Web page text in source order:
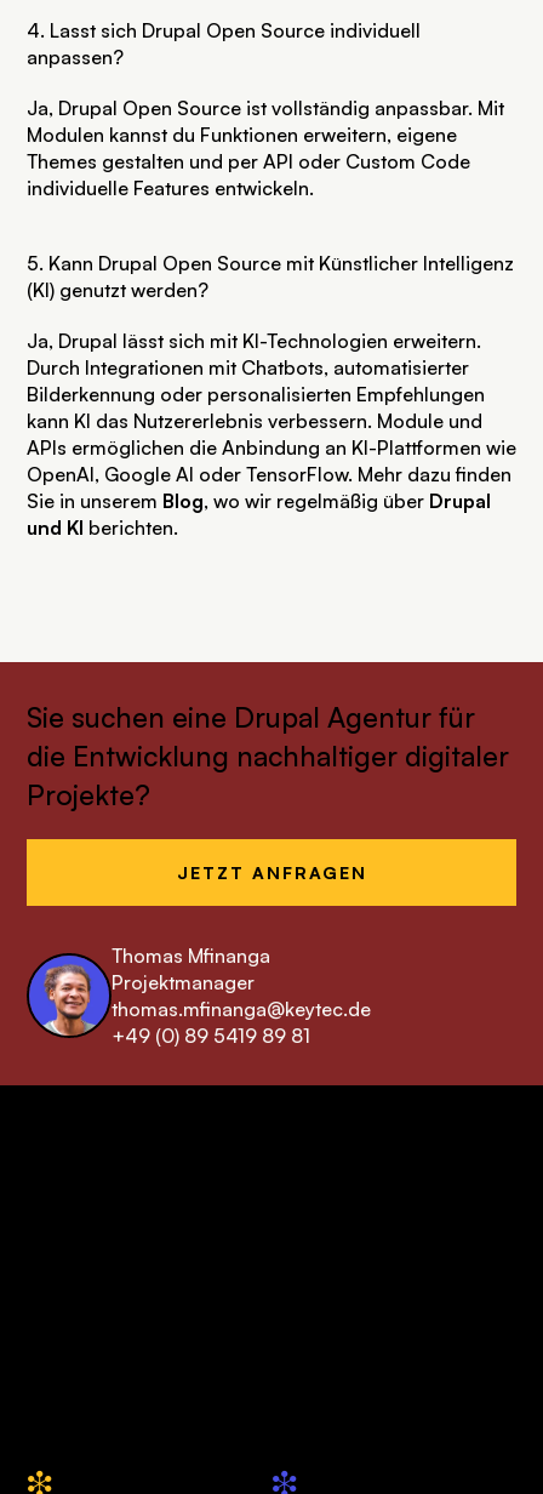
4. Lasst sich Drupal Open Source individuell
anpassen?
Ja, Drupal Open Source ist vollständig anpassbar. Mit
Modulen kannst du Funktionen erweitern, eigene
Themes gestalten und per API oder Custom Code
individuelle Features entwickeln.
5. Kann Drupal Open Source mit Künstlicher Intelligenz
(KI) genutzt werden?
Ja, Drupal lässt sich mit KI-Technologien erweitern.
Durch Integrationen mit Chatbots, automatisierter
Bilderkennung oder personalisierten Empfehlungen
kann KI das Nutzererlebnis verbessern. Module und
APIs ermöglichen die Anbindung an KI-Plattformen wie
OpenAI, Google AI oder TensorFlow. Mehr dazu finden
Sie in unserem Blog, wo wir regelmäßig über Drupal
und KI berichten.
Sie suchen eine Drupal Agentur für
die Entwicklung nachhaltiger digitaler
Projekte?
JETZT ANFRAGEN
Thomas Mfinanga
Projektmanager
thomas.mfinanga@keytec.de
+49 (0) 89 5419 89 81
i i